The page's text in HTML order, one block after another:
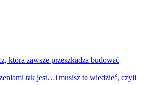
która zawsze przeszkadza budować
tak jest…i musisz to wiedzieć, czyli